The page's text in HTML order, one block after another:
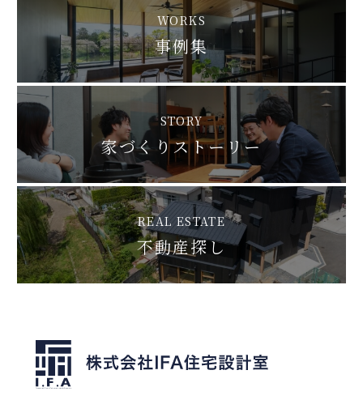
WORKS
事例集
STORY
家づくりストーリー
REAL ESTATE
不動産探し